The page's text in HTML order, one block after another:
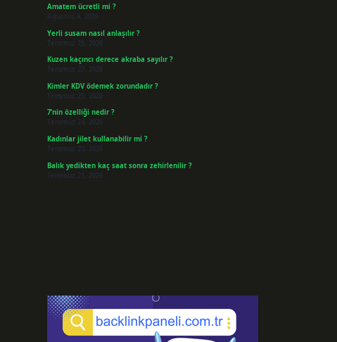
Amatem ücretli mi ?
Ağustos 4, 2026
Yerli susam nasıl anlaşılır ?
Temmuz 29, 2026
Kuzen kaçıncı derece akraba sayılır ?
Temmuz 27, 2026
Kimler KDV ödemek zorundadır ?
Temmuz 25, 2026
7’nin özelliği nedir ?
Temmuz 24, 2026
Kadınlar jilet kullanabilir mi ?
Temmuz 23, 2026
Balık yedikten kaç saat sonra zehirlenilir ?
Temmuz 21, 2026